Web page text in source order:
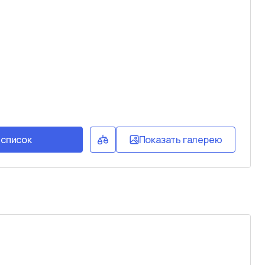
Показать галерею